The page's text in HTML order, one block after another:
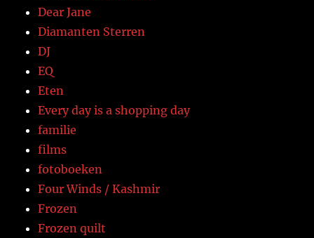
Dear Jane
Diamanten Sterren
DJ
EQ
Eten
Every day is a shopping day
familie
films
fotoboeken
Four Winds / Kashmir
Frozen
Frozen quilt